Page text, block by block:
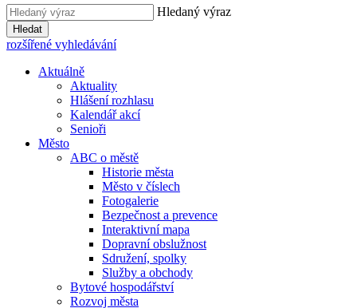
Hledaný výraz
Hledat
rozšířené vyhledávání
Aktuálně
Aktuality
Hlášení rozhlasu
Kalendář akcí
Senioři
Město
ABC o městě
Historie města
Město v číslech
Fotogalerie
Bezpečnost a prevence
Interaktivní mapa
Dopravní obslužnost
Sdružení, spolky
Služby a obchody
Bytové hospodářství
Rozvoj města